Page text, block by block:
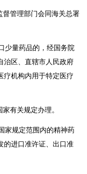
督管理部门会同海关总署
少量药品的，经国务院
治区、直辖市人民政府
疗机构内用于特定医疗
有关规定办理。
家规定范围内的精神药
的进口准许证、出口准